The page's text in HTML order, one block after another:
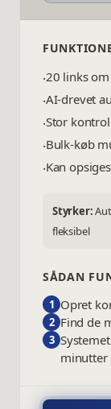
·20 links
·AI-drevet
·Stor
·Bulk-køb
·Kan
Styrker:
fleksibel
SÅDAN
1 Opret
2 Find de
3
minutter